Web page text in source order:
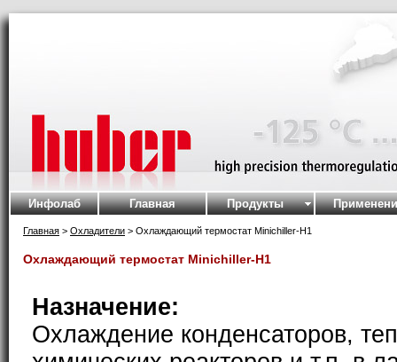
Инфолаб Главная Продукты
Главная > Охладители > Охлаждающий термостат Minichiller-H1
Охлаждающий термостат Minichiller-H1
Назначение:
Охлаждение конденсаторов,